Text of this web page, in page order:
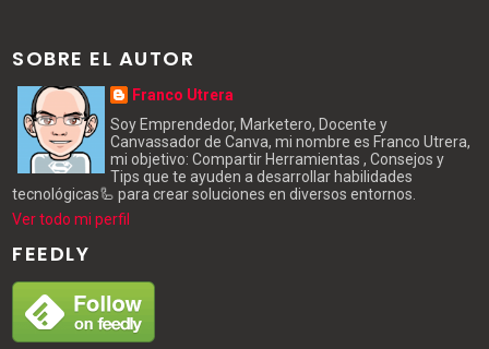
SOBRE EL AUTOR
Franco Utrera
Soy Emprendedor, Marketero, Docente y
Canvassador de Canva, mi nombre es Franco Utrera,
mi objetivo: Compartir Herramientas , Consejos y
Tips que te ayuden a desarrollar habilidades
tecnológicas🦾 para crear soluciones en diversos entornos.
Ver todo mi perfil
FEEDLY